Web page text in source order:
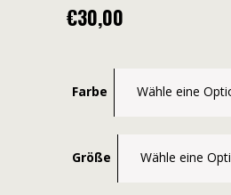
€30,00
Farbe Wähle eine
Größe Wähle eine